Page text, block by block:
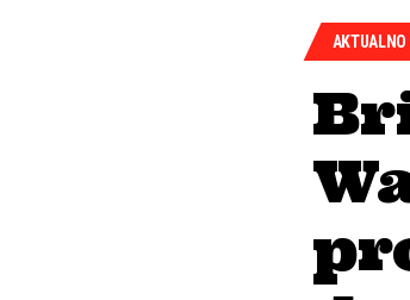
AKTUALNO